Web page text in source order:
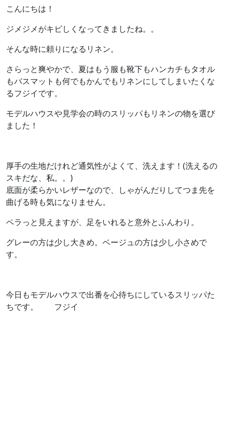
こんにちは！
ジメジメがキビしくなってきましたね。。
そんな時に頼りになるリネン。
さらっと爽やかで、夏はもう服も靴下もハンカチもタオル
もバスマットも何でもかんでもリネンにしてしまいたくな
るフジイです。
モデルハウスや見学会の時のスリッパもリネンの物を選び
ました！
厚手の生地だけれど通気性がよくて、洗えます！(洗えるの
スキだな、私。。)
底面が柔らかいレザーなので、しゃがんだりしてつま先を
曲げる時も気になりません。
ペラっと見えますが、足をいれると意外とふんわり。
グレーの方は少し大きめ。ベージュの方は少し小さめで
す。
今日もモデルハウスで出番を心待ちにしているスリッパた
ちです。 フジイ